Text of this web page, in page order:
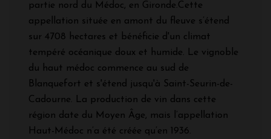
partie nord du Médoc, en Gironde.Cette
appellation située en amont du fleuve s’étend
sur 4708 hectares et bénéficie d'un climat
tempéré océanique doux et humide. Le vignoble
du haut médoc commence au sud de
Blanquefort et s'étend jusqu'à Saint-Seurin-de-
Cadourne. La production de vin dans cette
région date du Moyen Âge, mais l’appellation
Haut-Médoc n’a été créée qu’en 1936.